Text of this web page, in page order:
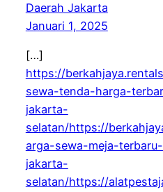
Daerah Jakarta
Januari 1, 2025
[…]
https://
sewa-tenda-harga-
jakarta-
selatan/https://
arga-sewa-meja-
jakarta-
selatan/https://